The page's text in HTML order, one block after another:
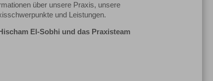
über unsere Praxis, unsere
und Leistungen.
El-Sobhi und das Praxisteam